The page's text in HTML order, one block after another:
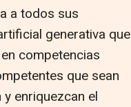
a todos sus
generativa que
competencias
que sean
enriquezcan el